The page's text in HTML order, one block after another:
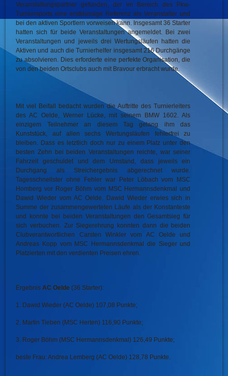
Veranstaltungspartner gefunden, der im Bereich des Pkw-
Turniersports eine erstklassige Referenz als Veranstalter und
bei den aktiven Sportlern vorweisen kann. Insgesamt 36 Starter
hatten sich für beide Veranstaltungen angemeldet. Bei zwei
Veranstaltungen und jeweils drei Wertungsläufen hatten die
Aktiven und auch die Turnierhelfer insgesamt 216 Durchgänge
zu absolvieren. Dies erforderte eine perfekte Organisation, die
von den beiden Ortsclubs auch mit Bravour erbracht wurde.
Mit viel Beifall bedacht wurden die Auftritte des Turnierleiters
des AC Oelde, Werner Lücke, mit seinem BMW 1602. Als
einzigem Teilnehmer an diesem Tag gelang ihm das
Kunststück, auf allen sechs Wertungsläufen fehlerfrei zu
bleiben. Dass es letztlich doch nur zu einem Platz unter den
besten Zehn bei beiden Veranstaltungen reichte, war seiner
Fahrzeit geschuldet und dem Umstand, dass jeweils ein
Durchgang als Streichergebnis abgerechnet wurde.
Tagesschnellster ohne Fehler war Peter Löbach vom MSC
Homberg vor Roger Böhm vom MSC Hermannsdenkmal und
Dawid Wieder vom AC Oelde. Dawid Wieder erwies sich in
Summe der zusammengewerteten Läufe als der Konstanteste
und konnte bei beiden Veranstaltungen den Gesamtsieg für
sich verbuchen. Zur Siegerehrung konnten dann die beiden
Clubverantwortlichen Carsten Winkler vom AC Oelde und
Andreas Kopp vom MSC Hermannsdenkmal die Sieger und
Platzierten mit den verdienten Preisen ehren.
ErgebnisAC Oelde(36 Starter):
1. Dawid Wieder (AC Oelde) 107,08 Punkte;
2. Martin Tieben (MSC Herten) 116,90 Punkte;
3. Roger Böhm (MSC Hermannsdenkmal) 126,49 Punkte;
beste Frau: Andrea Lemberg (AC Oelde) 128,78 Punkte.